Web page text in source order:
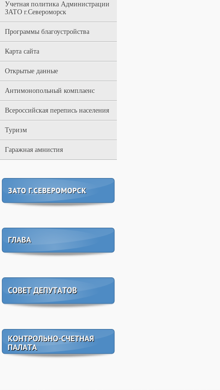
Учетная политика Администрации
ЗАТО г.Североморск
Программы благоустройства
Карта сайта
Открытые данные
Антимонопольный комплаенс
Всероссийская перепись населения
Туризм
Гаражная амнистия